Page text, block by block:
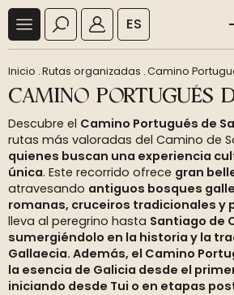
ES
Inicio .Rutas organizadas .Camino
CAMINO PORTUGUÉS
Descubre el Camino Portugués de
rutas más valoradas del Camino de
quienes buscan una experiencia
única. Este recorrido ofrece gran
atravesando antiguos bosques
romanas, cruceiros tradicionales y
lleva al peregrino hasta Santiago de
sumergiéndolo en la historia y la
Gallaecia. Además, el Camino
la esencia de Galicia desde el
iniciando desde Tui o en etapas